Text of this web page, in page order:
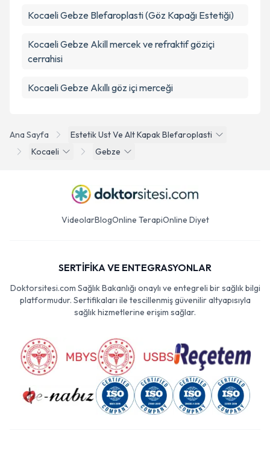
Ana Sayfa
Estetik Ust Ve Alt Kapak Blefaroplasti
Kocaeli
Gebze
Kocaeli Gebze Blefaroplasti (Göz Kapağı Estetiği)
Kocaeli Gebze Akill mercek ve refraktif göziçi
cerrahisi
Kocaeli Gebze Akıllı göz içi merceği
VideolarBlogOnline TerapiOnline Diyet
SERTİFİKA VE ENTEGRASYONLAR
Doktorsitesi.com Sağlık Bakanlığı onaylı ve entegreli bir sağlık bilgi
platformudur. Sertifikaları ile tescillenmiş güvenilir altyapısıyla
sağlık hizmetlerine erişim sağlar.